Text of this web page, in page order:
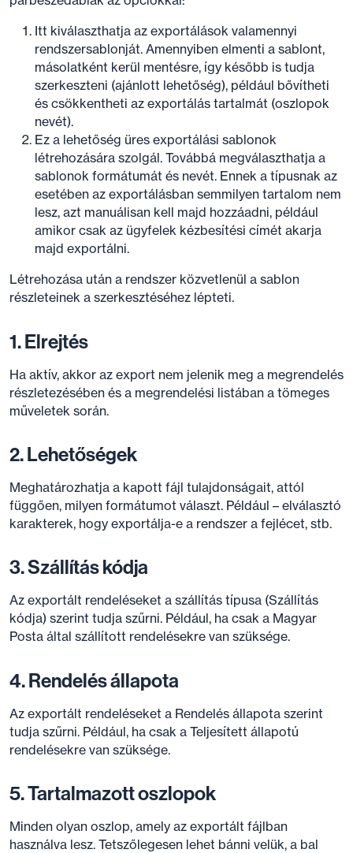
Itt kiválaszthatja az exportálások valamennyi
rendszersablonját. Amennyiben elmenti a sablont,
másolatként kerül mentésre, így később is tudja
szerkeszteni (ajánlott lehetőség), például bővítheti
és csökkentheti az exportálás tartalmát (oszlopok
nevét).
Ez a lehetőség üres exportálási sablonok
létrehozására szolgál. Továbbá megválaszthatja a
sablonok formátumát és nevét. Ennek a típusnak az
esetében az exportálásban semmilyen tartalom nem
lesz, azt manuálisan kell majd hozzáadni, például
amikor csak az ügyfelek kézbesítési címét akarja
majd exportálni.
Létrehozása után a rendszer közvetlenül a sablon
részleteinek a szerkesztéséhez lépteti.
1. Elrejtés
Ha aktív, akkor az export nem jelenik meg a megrendelés
részletezésében és a megrendelési listában a tömeges
műveletek során.
2. Lehetőségek
Meghatározhatja a kapott fájl tulajdonságait, attól
függően, milyen formátumot választ. Például – elválasztó
karakterek, hogy exportálja-e a rendszer a fejlécet, stb.
3. Szállítás kódja
Az exportált rendeléseket a szállítás típusa (Szállítás
kódja) szerint tudja szűrni. Például, ha csak a Magyar
Posta által szállított rendelésekre van szüksége.
4. Rendelés állapota
Az exportált rendeléseket a Rendelés állapota szerint
tudja szűrni. Például, ha csak a Teljesített állapotú
rendelésekre van szüksége.
5. Tartalmazott oszlopok
Minden olyan oszlop, amely az exportált fájlban
használva lesz. Tetszőlegesen lehet bánni velük, a bal